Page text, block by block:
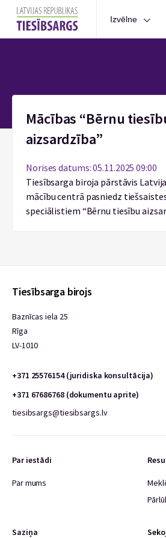
Izvēlne
Mācības “Bērnu
aizsardzība”
Norises datums: 05.11.2025 09:00
Tiesībsarga biroja pārstāvis
mācību centrā pasniedz
speciālistiem “Bērnu tiesību
Tiesībsarga birojs
Baznīcas iela 25
Rīga
LV-1010
+371 25576154 (juridiska konsultācija)
+371 67686768 (dokumentu aprite)
tiesibsargs@tiesibsargs.lv
Par iestādi
Par mums
Saziņa